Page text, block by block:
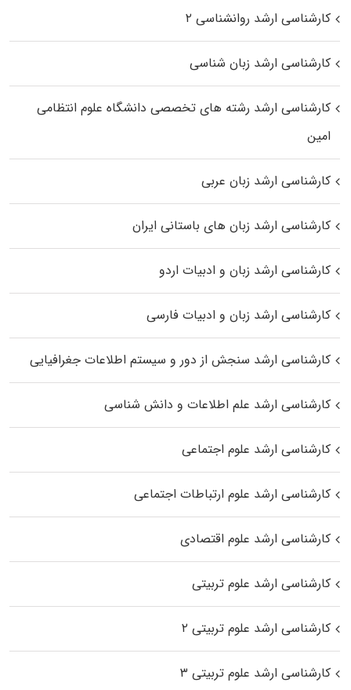
کارشناسی ارشد روانشناسی ۲
کارشناسی ارشد زبان شناسی
کارشناسی ارشد رﺷﺘﻪ ﻫﺎی تخصصی داﻧﺸﮕﺎه ﻋﻠﻮم انتظامی
اﻣﻴﻦ
کارشناسی ارشد زبان عربی
کارشناسی ارشد زبان‌ های باستانی ایران
کارشناسی ارشد زبان و ادبیات اردو
کارشناسی ارشد زبان و ادبیات فارسی
کارشناسی ارشد سنجش از دور و سیستم اطلاعات جغرافیایی
کارشناسی ارشد علم اطلاعات و دانش شناسی
کارشناسی ارشد علوم اجتماعی
کارشناسی ارشد علوم ارتباطات اجتماعی
کارشناسی ارشد علوم اقتصادی
کارشناسی ارشد علوم تربیتی
کارشناسی ارشد علوم تربیتی ۲
کارشناسی ارشد علوم تربیتی ۳